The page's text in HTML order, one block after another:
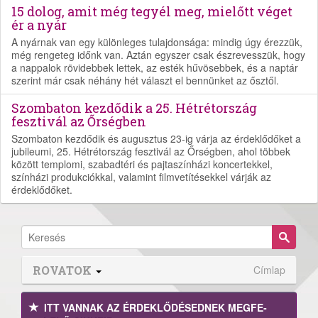
15 dolog, amit még tegyél meg, mielőtt véget
ér a nyár
A nyárnak van egy különleges tulajdonsága: mindig úgy érezzük,
még rengeteg időnk van. Aztán egyszer csak észrevesszük, hogy
a nappalok rövidebbek lettek, az esték hűvösebbek, és a naptár
szerint már csak néhány hét választ el bennünket az ősztől.
Szombaton kezdődik a 25. Hétrétország
fesztivál az Őrségben
Szombaton kezdődik és augusztus 23-ig várja az érdeklődőket a
jubileumi, 25. Hétrétország fesztivál az Őrségben, ahol többek
között templomi, szabadtéri és pajtaszínházi koncertekkel,
színházi produkciókkal, valamint filmvetítésekkel várják az
érdeklődőket.
ROVATOK Címlap
ITT VANNAK AZ ÉRDEK­LŐDÉ­SEDNEK MEGFE­